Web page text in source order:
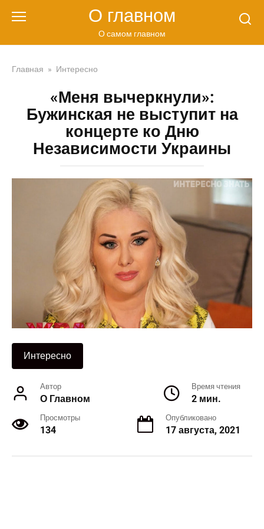
О главном
О самом главном
Главная » Интересно
«Меня вычеркнули»:
Бужинская не выступит на
концерте ко Дню
Независимости Украины
Интересно
Автор
О Главном
Время чтения
2 мин.
Просмотры
134
Опубликовано
17 августа, 2021